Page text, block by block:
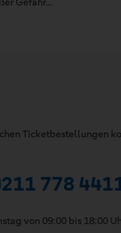
Ticketbestellungen
778
von 09:00 bis 18:00